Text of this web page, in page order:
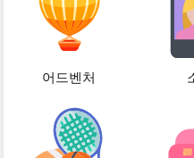
어드벤처